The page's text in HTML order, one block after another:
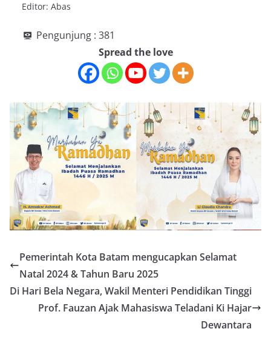
Editor: Abas
Pengunjung : 381
Spread the love
Pemerintah Kota Batam mengucapkan Selamat
Natal 2024 & Tahun Baru 2025
Di Hari Bela Negara, Wakil Menteri Pendidikan Tinggi
Prof. Fauzan Ajak Mahasiswa Teladani Ki Hajar
Dewantara